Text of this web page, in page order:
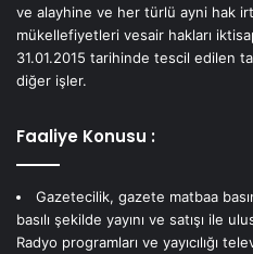
ve alayhine ve her türlü ayni hak
mükellefiyetleri vesair hakları
31.01.2015 tarihinde tescil edilen
diğer işler.
Faaliye Konusu :
Gazetecilik, gazete matbaa
basılı şekilde yayını ve satışı ile
Radyo programları ve yayıcılığı